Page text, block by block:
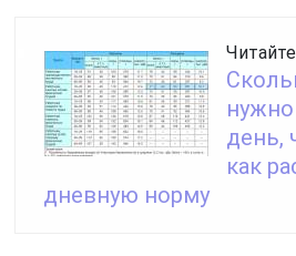
день,
как
дневную норму